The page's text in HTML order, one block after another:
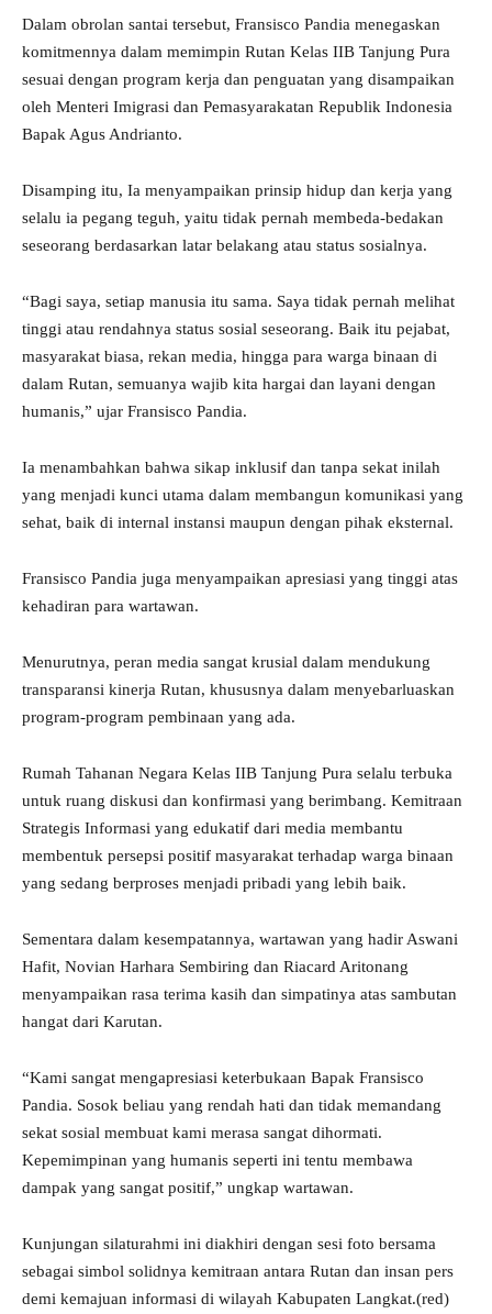
Dalam obrolan santai tersebut, Fransisco Pandia menegaskan
komitmennya dalam memimpin Rutan Kelas IIB Tanjung Pura
sesuai dengan program kerja dan penguatan yang disampaikan
oleh Menteri Imigrasi dan Pemasyarakatan Republik Indonesia
Bapak Agus Andrianto.
Disamping itu, Ia menyampaikan prinsip hidup dan kerja yang
selalu ia pegang teguh, yaitu tidak pernah membeda-bedakan
seseorang berdasarkan latar belakang atau status sosialnya.
“Bagi saya, setiap manusia itu sama. Saya tidak pernah melihat
tinggi atau rendahnya status sosial seseorang. Baik itu pejabat,
masyarakat biasa, rekan media, hingga para warga binaan di
dalam Rutan, semuanya wajib kita hargai dan layani dengan
humanis,” ujar Fransisco Pandia.
Ia menambahkan bahwa sikap inklusif dan tanpa sekat inilah
yang menjadi kunci utama dalam membangun komunikasi yang
sehat, baik di internal instansi maupun dengan pihak eksternal.
Fransisco Pandia juga menyampaikan apresiasi yang tinggi atas
kehadiran para wartawan.
Menurutnya, peran media sangat krusial dalam mendukung
transparansi kinerja Rutan, khususnya dalam menyebarluaskan
program-program pembinaan yang ada.
Rumah Tahanan Negara Kelas IIB Tanjung Pura selalu terbuka
untuk ruang diskusi dan konfirmasi yang berimbang. Kemitraan
Strategis Informasi yang edukatif dari media membantu
membentuk persepsi positif masyarakat terhadap warga binaan
yang sedang berproses menjadi pribadi yang lebih baik.
Sementara dalam kesempatannya, wartawan yang hadir Aswani
Hafit, Novian Harhara Sembiring dan Riacard Aritonang
menyampaikan rasa terima kasih dan simpatinya atas sambutan
hangat dari Karutan.
“Kami sangat mengapresiasi keterbukaan Bapak Fransisco
Pandia. Sosok beliau yang rendah hati dan tidak memandang
sekat sosial membuat kami merasa sangat dihormati.
Kepemimpinan yang humanis seperti ini tentu membawa
dampak yang sangat positif,” ungkap wartawan.
Kunjungan silaturahmi ini diakhiri dengan sesi foto bersama
sebagai simbol solidnya kemitraan antara Rutan dan insan pers
demi kemajuan informasi di wilayah Kabupaten Langkat.(red)